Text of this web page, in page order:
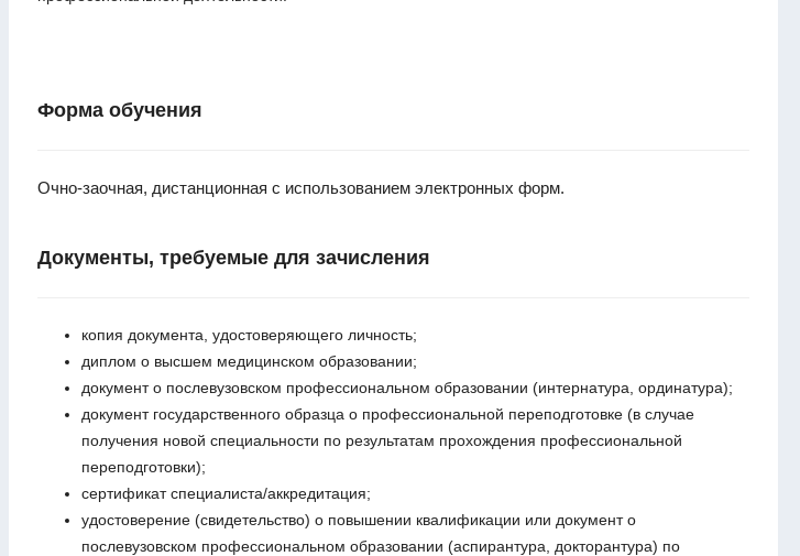
Форма обучения
Очно-заочная, дистанционная с использованием электронных форм.
Документы, требуемые для зачисления
копия документа, удостоверяющего личность;
диплом о высшем медицинском образовании;
документ о послевузовском профессиональном образовании (интернатура, ординатура);
документ государственного образца о профессиональной переподготовке (в случае
получения новой специальности по результатам прохождения профессиональной
переподготовки);
сертификат специалиста/аккредитация;
удостоверение (свидетельство) о повышении квалификации или документ о
послевузовском профессиональном образовании (аспирантура, докторантура) по